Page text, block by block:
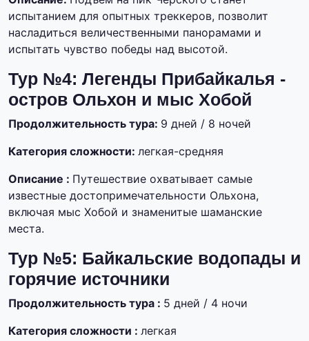
испытанием для опытных треккеров, позволит
насладиться величественными панорамами и
испытать чувство победы над высотой.
Тур №4: Легенды Прибайкалья -
остров Ольхон и мыс Хобой
Продолжительность тура: 9 дней / 8 ночей
Категория сложности: легкая-средняя
Описание : Путешествие охватывает самые
известные достопримечательности Ольхона,
включая мыс Хобой и знаменитые шаманские
места.
Тур №5: Байкальские водопады и
горячие источники
Продолжительность тура : 5 дней / 4 ночи
Категория сложности : легкая